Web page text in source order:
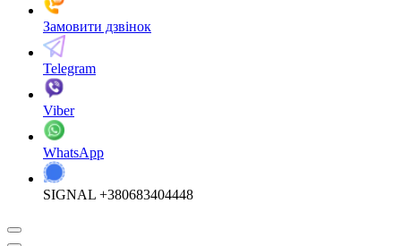
Замовити дзвінок
Telegram
Viber
WhatsApp
SIGNAL +380683404448